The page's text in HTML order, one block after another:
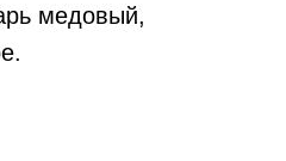
медовый,